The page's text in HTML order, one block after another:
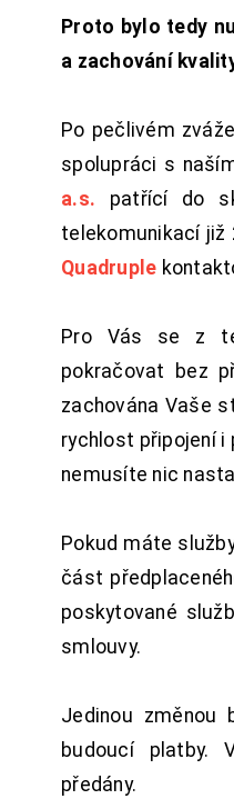
Proto bylo tedy
a zachování
Po pečlivém
spolupráci s
a.s. patřící do
telekomunikací již
Quadruple
Pro Vás se z
pokračovat bez
zachována Vaše
rychlost připojení i
nemusíte nic
Pokud máte
část
poskytované
smlouvy.
Jedinou
budoucí platby.
předány.